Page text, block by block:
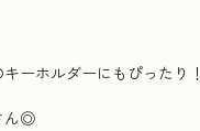
ーホルダーにもぴったり！
ん◎